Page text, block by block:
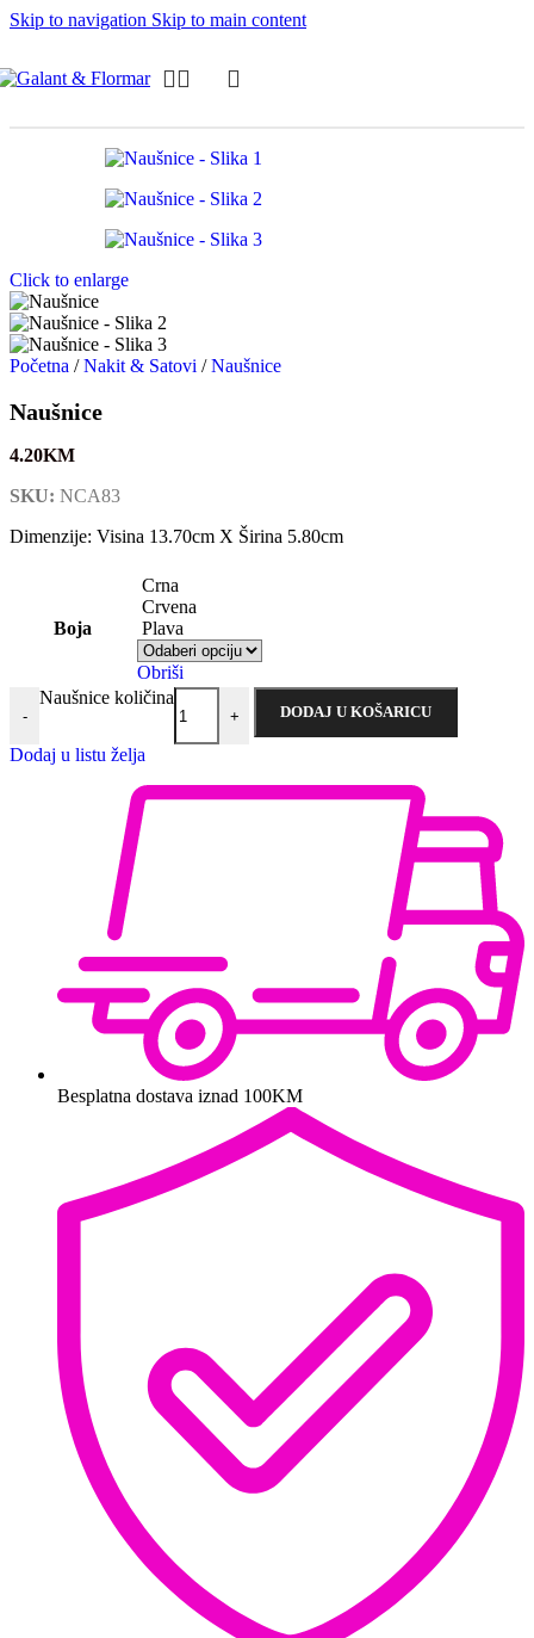
Skip to navigation Skip to main content
Click to enlarge
Početna / Nakit & Satovi / Naušnice
Naušnice
4.20KM
SKU: NCA83
Dimenzije: Visina 13.70cm X Širina 5.80cm
Boja
Crna
Crvena
Plava
Obriši
-
Naušnice količina
+ DODAJ U KOŠARICU
Dodaj u listu želja
Besplatna dostava iznad 100KM